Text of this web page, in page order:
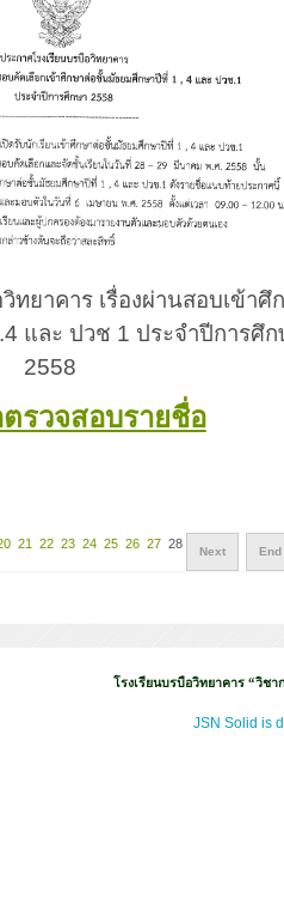
ทยาคาร เรื่องผ่านสอบเข้าศึ
และ ปวช 1 ประจำปีการศึก
2558
รวจสอบรายชื่อ
21 22 23 24 25 26 27 28
Next End
โรงเรียนบรบือวิทยาคาร “วิช
JSN Solid is